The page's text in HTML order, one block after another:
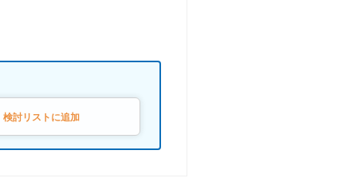
検討リストに追加